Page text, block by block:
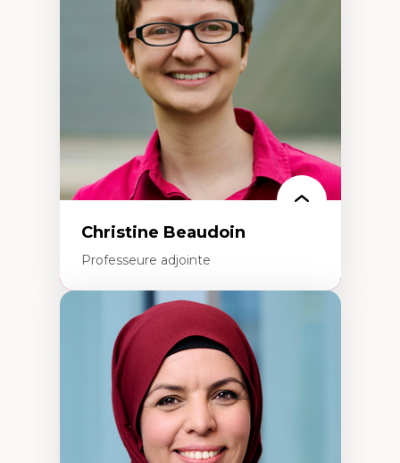
Christine Beaudoin
Professeure adjointe
Expertises
Méthodes de recherche
Acteurs plus qu'humains
Approches socio-écologiques
Conservation de la biodiversité
Collaboration et méthodes participatives
Études des sciences
Relations humain-environnement
Transdisciplinarité